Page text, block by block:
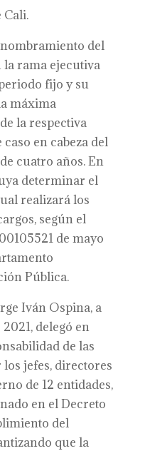
Cali.
del
rama ejecutiva
fijo y su
máxima
la respectiva
en cabeza del
cuatro años. En
determinar el
realizará los
según el
de mayo
Pública.
Iván Ospina, a
delegó en
de las
jefes, directores
de 12 entidades,
en el Decreto
del
que la